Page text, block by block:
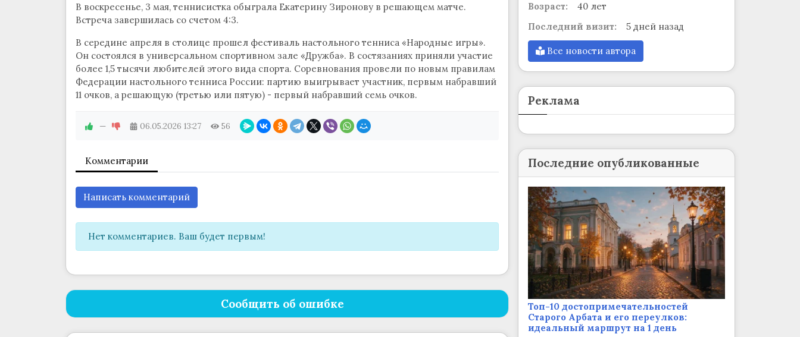
В воскресенье, 3 мая, теннисистка обыграла Екатерину Зиронову в решающем матче.
Встреча завершилась со счетом 4:3.
В середине апреля в столице прошел фестиваль настольного тенниса «Народные игры».
Он состоялся в универсальном спортивном зале «Дружба». В состязаниях приняли участие
более 1,5 тысячи любителей этого вида спорта. Соревнования провели по новым правилам
Федерации настольного тенниса России: партию выигрывает участник, первым набравший
11 очков, а решающую (третью или пятую) - первый набравший семь очков.
— 06.05.2026 13:27 56
Комментарии
Написать комментарий
Нет комментариев. Ваш будет первым!
Сообщить об ошибке
Возраст:
40 лет
Последний визит:
5 дней назад
Все новости автора
Реклама
Последние опубликованные
Топ-10 достопримечательностей
Старого Арбата и его переулков:
идеальный маршрут на 1 день